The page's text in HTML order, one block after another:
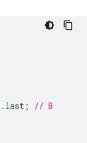
. last ;
// B